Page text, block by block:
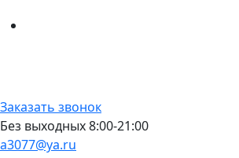
Заказать звонок
Без выходных 8:00-21:00
a3077@ya.ru